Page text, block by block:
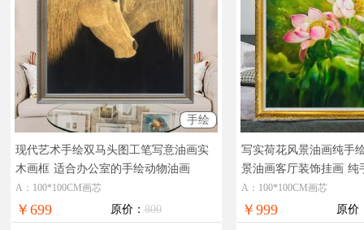
手绘
现代艺术手绘双马头图工笔写意油画实
木画框 适合办公室的手绘动物油画
A：100*100CM画芯
￥699 原价： 800
写实荷花风景油画纯手
景油画客厅装饰挂画 纯
景油画
A：100*100CM画芯
￥999 原价